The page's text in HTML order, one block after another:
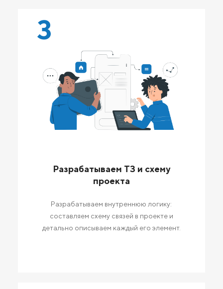
3
Разрабатываем ТЗ и схему
проекта
Разрабатываем внутреннюю логику:
составляем схему связей в проекте и
детально описываем каждый его элемент.